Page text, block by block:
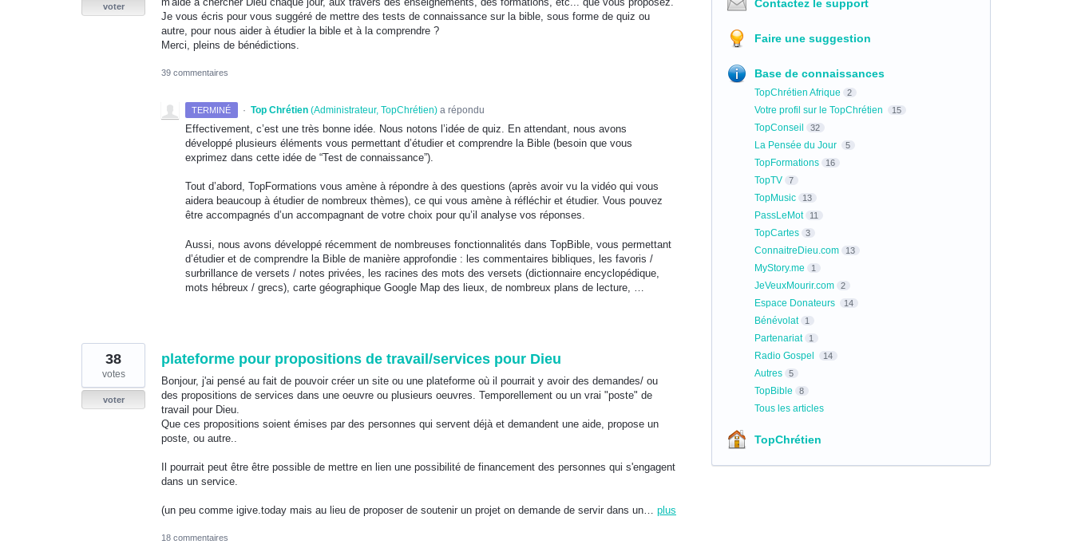
Je vous écris pour vous suggéré de mettre des tests de connaissance sur la bible, sous forme de quiz ou
autre, pour nous aider à étudier la bible et à la comprendre ?
Merci, pleins de bénédictions.
voter
39 commentaires
TERMINÉ · Top Chrétien (Administrateur, TopChrétien)a répondu
Effectivement, c’est une très bonne idée. Nous notons l’idée de quiz. En attendant, nous avons
développé plusieurs éléments vous permettant d’étudier et comprendre la Bible (besoin que vous
exprimez dans cette idée de “Test de connaissance”).
Tout d’abord, TopFormations vous amène à répondre à des questions (après avoir vu la vidéo qui vous
aidera beaucoup à étudier de nombreux thèmes), ce qui vous amène à réfléchir et étudier. Vous pouvez
être accompagnés d’un accompagnant de votre choix pour qu’il analyse vos réponses.
Aussi, nous avons développé récemment de nombreuses fonctionnalités dans TopBible, vous permettant
d’étudier et de comprendre la Bible de manière approfondie : les commentaires bibliques, les favoris /
surbrillance de versets / notes privées, les racines des mots des versets (dictionnaire encyclopédique,
mots hébreux / grecs), carte géographique Google Map des lieux, de nombreux plans de lecture, …
plateforme pour propositions de travail/services pour Dieu
Bonjour, j'ai pensé au fait de pouvoir créer un site ou une plateforme où il pourrait y avoir des demandes/ ou
des propositions de services dans une oeuvre ou plusieurs oeuvres. Temporellement ou un vrai "poste" de
travail pour Dieu.
Que ces propositions soient émises par des personnes qui servent déjà et demandent une aide, propose un
poste, ou autre..
Il pourrait peut être être possible de mettre en lien une possibilité de financement des personnes qui s'engagent
dans un service.
(un peu comme igive.today mais au lieu de proposer de soutenir un projet on demande de servir dans un… plus
38
votes
voter
18 commentaires
Contactez le support
Faire une suggestion
Base de connaissances
TopChrétien Afrique 2
Votre profil sur le TopChrétien 15
TopConseil 32
La Pensée du Jour 5
TopFormations 16
TopTV 7
TopMusic 13
PassLeMot 11
TopCartes 3
ConnaitreDieu.com 13
MyStory.me 1
JeVeuxMourir.com 2
Espace Donateurs 14
Bénévolat 1
Partenariat 1
Radio Gospel 14
Autres 5
TopBible 8
Tous les articles
TopChrétien